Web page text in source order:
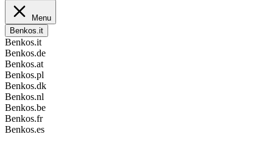
Menu
Benkos.it
Benkos.it
Benkos.de
Benkos.at
Benkos.pl
Benkos.dk
Benkos.nl
Benkos.be
Benkos.fr
Benkos.es